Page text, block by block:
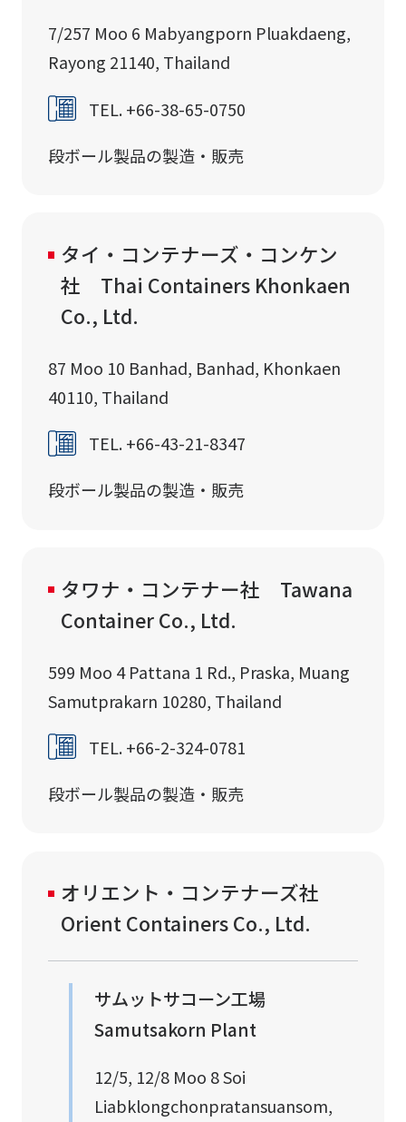
7/257 Moo 6 Mabyangporn Pluakdaeng,
Rayong 21140, Thailand
TEL. +66-38-65-0750
段ボール製品の製造・販売
タイ・コンテナーズ・コンケン
社 Thai Containers Khonkaen
Co., Ltd.
87 Moo 10 Banhad, Banhad, Khonkaen
40110, Thailand
TEL. +66-43-21-8347
段ボール製品の製造・販売
タワナ・コンテナー社 Tawana
Container Co., Ltd.
599 Moo 4 Pattana 1 Rd., Praska, Muang
Samutprakarn 10280, Thailand
TEL. +66-2-324-0781
段ボール製品の製造・販売
オリエント・コンテナーズ社
Orient Containers Co., Ltd.
サムットサコーン工場
Samutsakorn Plant
12/5, 12/8 Moo 8 Soi
Liabklongchonpratansuansom,